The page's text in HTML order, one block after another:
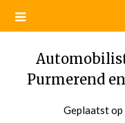
Purmerend
Geplaatst op